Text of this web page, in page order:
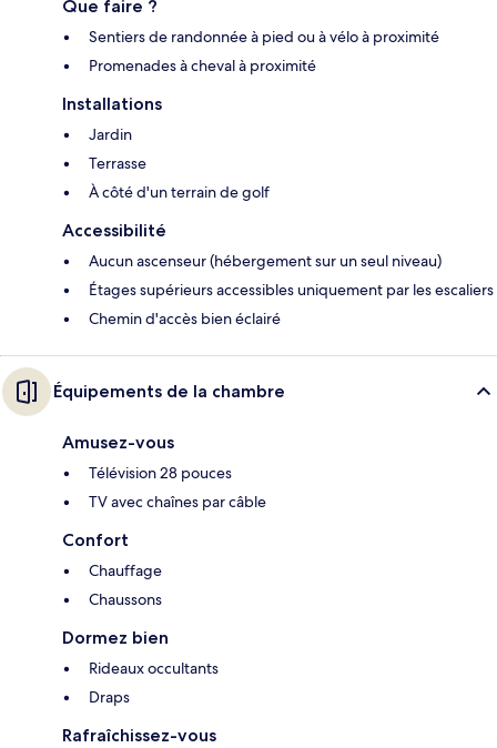
Que faire ?
Sentiers de randonnée à pied ou à vélo à proximité
Promenades à cheval à proximité
Installations
Jardin
Terrasse
À côté d'un terrain de golf
Accessibilité
Aucun ascenseur (hébergement sur un seul niveau)
Étages supérieurs accessibles uniquement par les escaliers
Chemin d'accès bien éclairé
Équipements de la chambre
Amusez-vous
Télévision 28 pouces
TV avec chaînes par câble
Confort
Chauffage
Chaussons
Dormez bien
Rideaux occultants
Draps
Rafraîchissez-vous